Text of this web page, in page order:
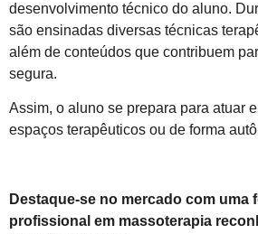
desenvolvimento técnico do aluno.
são ensinadas diversas técnicas
além de conteúdos que contribuem
segura.
Assim, o aluno se prepara para atuar
espaços terapêuticos ou de forma
Destaque-se no mercado com uma
profissional em massoterapia